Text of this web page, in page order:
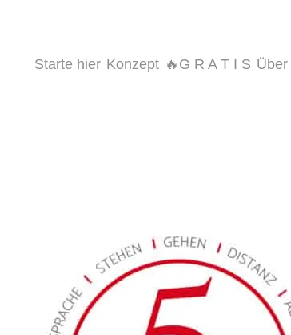
Starte hier Konzept 🔥G R A T I S